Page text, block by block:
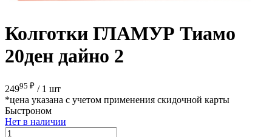
Колготки ГЛАМУР Тиамо
20ден дайно 2
24995 ₽ / 1 шт
*цена указана с учетом применения скидочной карты
Быстроном
Нет в наличии